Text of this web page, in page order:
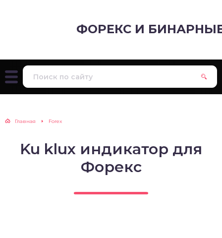
ФОРЕКС И
Главная Forex
Ku klux индикатор для
Форекс